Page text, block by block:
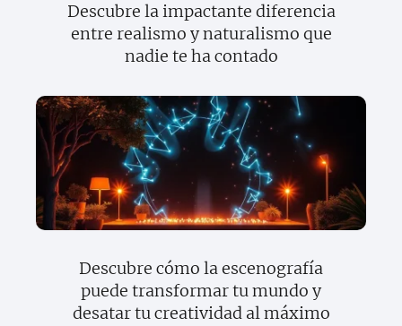
Descubre la impactante diferencia
entre realismo y naturalismo que
nadie te ha contado
Descubre cómo la escenografía
puede transformar tu mundo y
desatar tu creatividad al máximo